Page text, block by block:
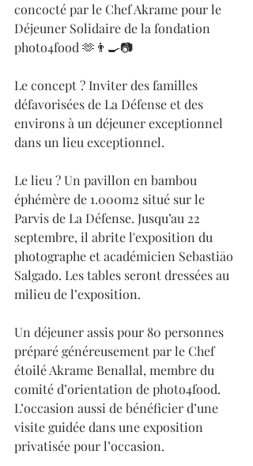
concocté par le Chef Akrame pour le
Déjeuner Solidaire de la fondation
photo4food 🫶👨‍🍳📷
Le concept ? Inviter des familles
défavorisées de La Défense et des
environs à un déjeuner exceptionnel
dans un lieu exceptionnel.
Le lieu ? Un pavillon en bambou
éphémère de 1.000m2 situé sur le
Parvis de La Défense. Jusqu’au 22
septembre, il abrite l'exposition du
photographe et académicien Sebastiāo
Salgado. Les tables seront dressées au
milieu de l’exposition.
Un déjeuner assis pour 80 personnes
préparé généreusement par le Chef
étoilé Akrame Benallal, membre du
comité d’orientation de photo4food.
L’occasion aussi de bénéficier d’une
visite guidée dans une exposition
privatisée pour l’occasion.